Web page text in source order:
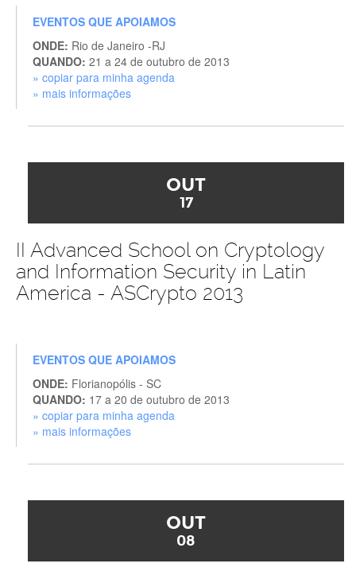
EVENTOS QUE APOIAMOS
ONDE: Rio de Janeiro -RJ
QUANDO: 21 a 24 de outubro de 2013
» copiar para minha agenda
» mais informações
OUT
17
II Advanced School on Cryptology
and Information Security in Latin
America - ASCrypto 2013
EVENTOS QUE APOIAMOS
ONDE: Florianopólis - SC
QUANDO: 17 a 20 de outubro de 2013
» copiar para minha agenda
» mais informações
OUT
08